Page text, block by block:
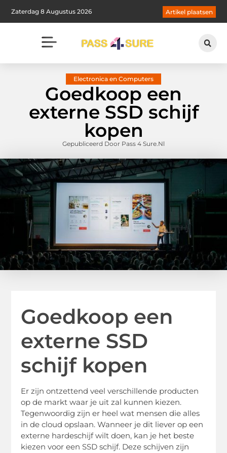
Zaterdag 8 Augustus 2026 Artikel plaatsen
Electronica en Computers
Goedkoop een
externe SSD schijf
kopen
Gepubliceerd Door Pass 4 Sure.nl
Goedkoop een
externe SSD
schijf kopen
Er zijn ontzettend veel verschillende producten
op de markt waar je uit zal kunnen kiezen.
Tegenwoordig zijn er heel wat mensen die alles
in de cloud opslaan. Wanneer je dit liever op een
externe hardeschijf wilt doen, kan je het beste
kiezen voor een SSD schijf. Deze schijven zijn